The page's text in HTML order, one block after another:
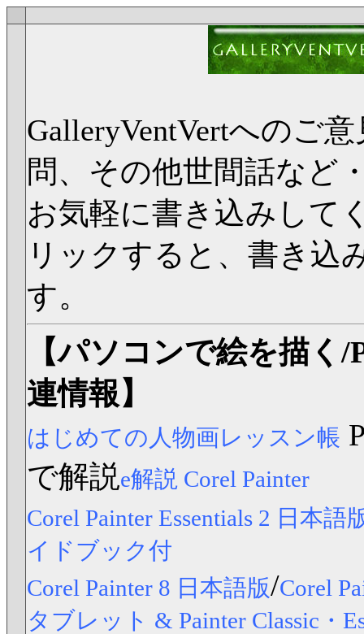
GalleryVentVertへのご
問、その他世間話など
お気軽に書き込みして
リックすると、書き込
す。
【パソコンで絵を描く
連情報】
はじめての人物画レッスン帳
で解説e解説 Corel Painter
Corel Painter Essentials 2 日本語
イドブック付
Corel Painter 8 日本語版/Corel
タブレット & Painter Classic・